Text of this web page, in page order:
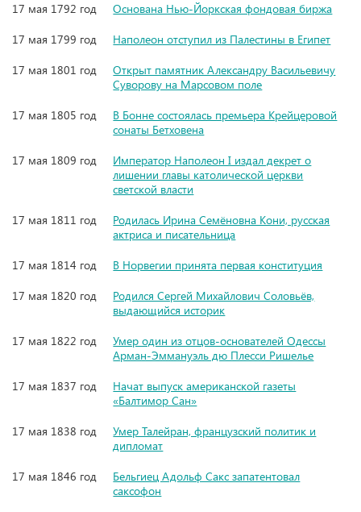
17 мая 1792 год
Основана Нью-Йоркская фондовая биржа
17 мая 1799 год
Наполеон отступил из Палестины в Египет
17 мая 1801 год
Открыт памятник Александру Васильевичу
Суворову на Марсовом поле
17 мая 1805 год
В Бонне состоялась премьера Крейцеровой
сонаты Бетховена
17 мая 1809 год
Император Наполеон I издал декрет о
лишении главы католической церкви
светской власти
17 мая 1811 год
Родилась Ирина Семёновна Кони, русская
актриса и писательница
17 мая 1814 год
В Норвегии принята первая конституция
17 мая 1820 год
Родился Сергей Михайлович Соловьёв,
выдающийся историк
17 мая 1822 год
Умер один из отцов-основателей Одессы
Арман-Эммануэль дю Плесси Ришелье
17 мая 1837 год
Начат выпуск американской газеты
«Балтимор Сан»
17 мая 1838 год
Умер Талейран, французский политик и
дипломат
17 мая 1846 год
Бельгиец Адольф Сакс запатентовал
саксофон